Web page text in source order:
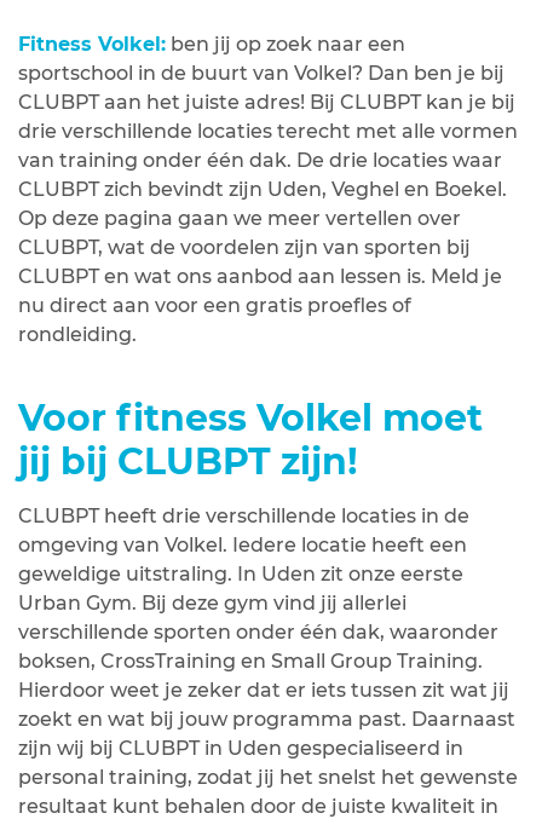
Fitness Volkel: ben jij op zoek naar een
sportschool in de buurt van Volkel? Dan ben je bij
CLUBPT aan het juiste adres! Bij CLUBPT kan je bij
drie verschillende locaties terecht met alle vormen
van training onder één dak. De drie locaties waar
CLUBPT zich bevindt zijn Uden, Veghel en Boekel.
Op deze pagina gaan we meer vertellen over
CLUBPT, wat de voordelen zijn van sporten bij
CLUBPT en wat ons aanbod aan lessen is. Meld je
nu direct aan voor een gratis proefles of
rondleiding.
Voor fitness Volkel moet
jij bij CLUBPT zijn!
CLUBPT heeft drie verschillende locaties in de
omgeving van Volkel. Iedere locatie heeft een
geweldige uitstraling. In Uden zit onze eerste
Urban Gym. Bij deze gym vind jij allerlei
verschillende sporten onder één dak, waaronder
boksen, CrossTraining en Small Group Training.
Hierdoor weet je zeker dat er iets tussen zit wat jij
zoekt en wat bij jouw programma past. Daarnaast
zijn wij bij CLUBPT in Uden gespecialiseerd in
personal training, zodat jij het snelst het gewenste
resultaat kunt behalen door de juiste kwaliteit in